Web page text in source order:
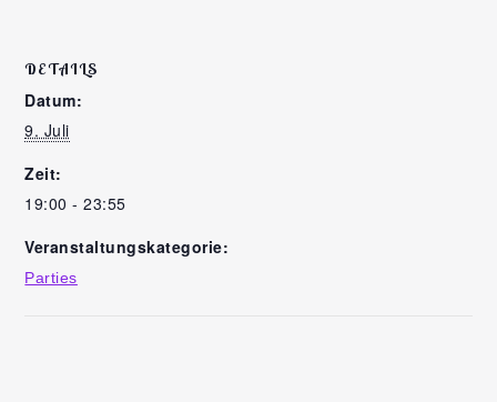
DETAILS
Datum:
9. Juli
Zeit:
19:00 - 23:55
Veranstaltungskategorie:
Parties